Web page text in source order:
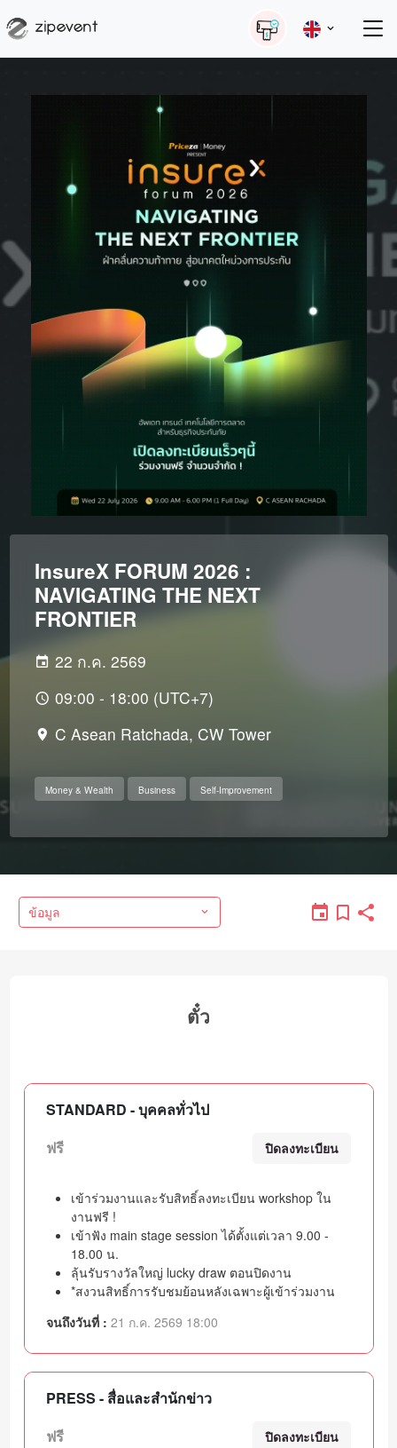
InsureX FORUM 2026 :
NAVIGATING THE NEXT
FRONTIER
22 ก.ค. 2569
09:00 - 18:00 (UTC+7)
C Asean Ratchada, CW Tower
Money & Wealth Business Self-Improvement
ข้อมูล
ตั๋ว
STANDARD - บุคคลทั่วไป
ฟรี
ปิดลงทะเบียน
เข้าร่วมงานและรับสิทธิ์ลงทะเบียน workshop ใน
งานฟรี !
เข้าฟัง main stage session ได้ตั้งแต่เวลา 9.00 -
18.00 น.
ลุ้นรับรางวัลใหญ่ lucky draw ตอนปิดงาน
*สงวนสิทธิ์การรับชมย้อนหลังเฉพาะผู้เข้าร่วมงาน
จนถึงวันที่ : 21 ก.ค. 2569 18:00
PRESS - สื่อและสำนักข่าว
ฟรี
ปิดลงทะเบียน